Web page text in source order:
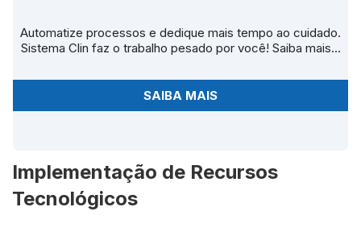
Automatize processos e dedique mais tempo ao cuidado.
Sistema Clin faz o trabalho pesado por você! Saiba mais...
SAIBA MAIS
Implementação de Recursos
Tecnológicos